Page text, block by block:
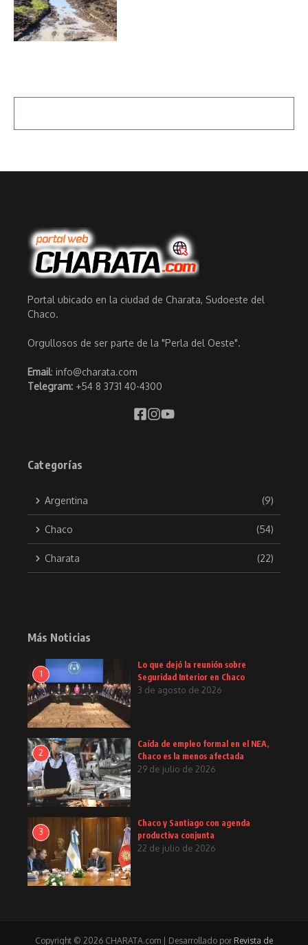
Portal ubicado en la ciudad de Charata, Sudoeste del
Chaco.
Orgullosos de ser parte de la "Perla del Oeste".
Email: info@charata.com
Telegram: +54 8 3731 40-4300
Categorías
Argentina (9)
Chaco (54)
Charata (22)
Más Noticias
1
Lo que dejó la reunión sobre
Seguridad Interior en Chaco
3 de agosto de 2026
2
Caída de empleo formal en el NEA,
Chaco es la menos afectada
29 de julio de 2026
3
Chaco y Santiago con agenda
productiva conjunta
22 de julio de 2026
Copyright © 2026 CHARATA.com | Desarrollado por Revista de